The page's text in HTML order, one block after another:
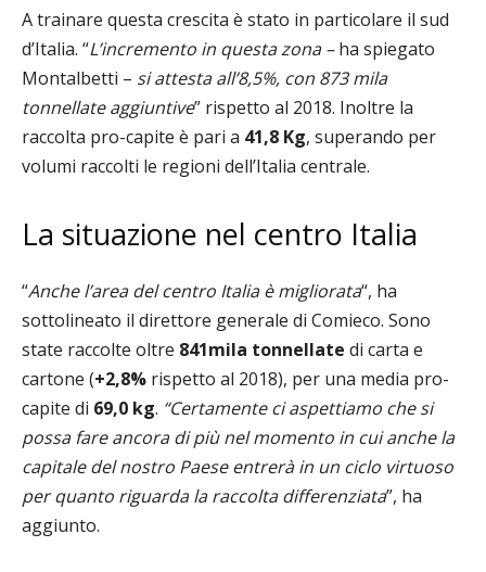
A trainare questa crescita è stato in particolare il sud
d’Italia. “L’incremento in questa zona –ha spiegato
Montalbetti – si attesta all’8,5%, con 873 mila
tonnellate aggiuntive” rispetto al 2018. Inoltre la
raccolta pro-capite è pari a 41,8 Kg, superando per
volumi raccolti le regioni dell’Italia centrale.
La situazione nel centro Italia
“Anche l’area del centro Italia è migliorata“, ha
sottolineato il direttore generale di Comieco. Sono
state raccolte oltre 841mila tonnellate di carta e
cartone (+2,8% rispetto al 2018), per una media pro-
capite di 69,0 kg. “Certamente ci aspettiamo che si
possa fare ancora di più nel momento in cui anche la
capitale del nostro Paese entrerà in un ciclo virtuoso
per quanto riguarda la raccolta differenziata”, ha
aggiunto.